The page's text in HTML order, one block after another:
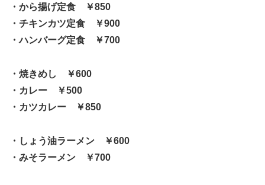
・から揚げ定食 ￥850
・チキンカツ定食 ￥900
・ハンバーグ定食 ￥700
・焼きめし ￥600
・カレー ￥500
・カツカレー ￥850
・しょう油ラーメン ￥600
・みそラーメン ￥700